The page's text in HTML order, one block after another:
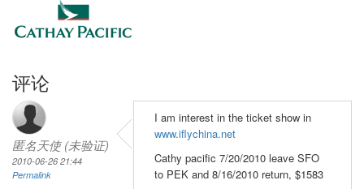
评论
匿名天使 (未验证)
2010-06-26 21:44
Permalink
I am interest in the ticket show in
www.iflychina.net
Cathy pacific 7/20/2010 leave SFO
to PEK and 8/16/2010 return, $1583